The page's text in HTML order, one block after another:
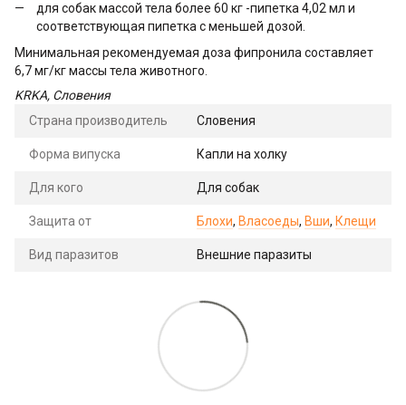
для собак массой тела более 60 кг -пипетка 4,02 мл и
соответствующая пипетка с меньшей дозой.
Минимальная рекомендуемая доза фипронила составляет
6,7 мг/кг массы тела животного.
KRKA, Словения
Страна производитель
Словения
Форма випуска Капли на холку
Для кого Для собак
Защита от Блохи, Власоеды, Вши, Клещи
Вид паразитов Внешние паразиты